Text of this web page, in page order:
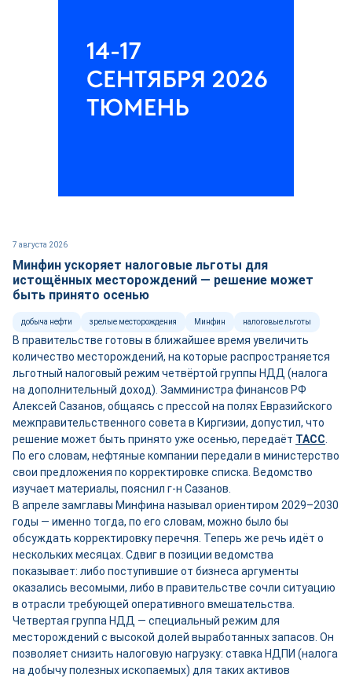
7 августа 2026
Минфин ускоряет налоговые льготы для
истощённых месторождений — решение может
быть принято осенью
добыча нефти зрелые месторождения Минфин налоговые льготы
В правительстве готовы в ближайшее время увеличить
количество месторождений, на которые распространяется
льготный налоговый режим четвёртой группы НДД (налога
на дополнительный доход). Замминистра финансов РФ
Алексей Сазанов, общаясь с прессой на полях Евразийского
межправительственного совета в Киргизии, допустил, что
решение может быть принято уже осенью, передаёт ТАСС
По его словам, нефтяные компании передали в министерство
свои предложения по корректировке списка. Ведомство
изучает материалы, пояснил г-н Сазанов.
В апреле замглавы Минфина называл ориентиром 2029–2030
годы — именно тогда, по его словам, можно было бы
обсуждать корректировку перечня. Теперь же речь идёт о
нескольких месяцах. Сдвиг в позиции ведомства
показывает: либо поступившие от бизнеса аргументы
оказались весомыми, либо в правительстве сочли ситуацию
в отрасли требующей оперативного вмешательства.
Четвертая группа НДД — специальный режим для
месторождений с высокой долей выработанных запасов. Он
позволяет снизить налоговую нагрузку: ставка НДПИ (налога
на добычу полезных ископаемых) для таких активов